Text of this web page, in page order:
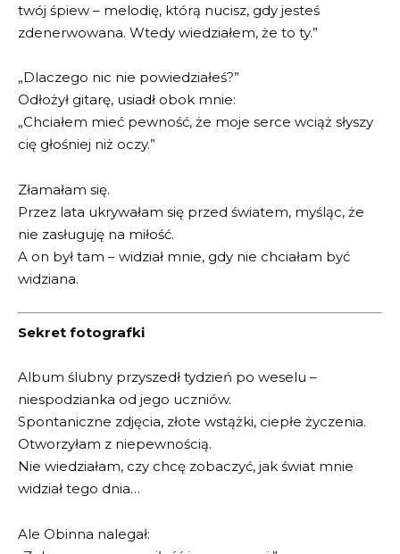
twój śpiew – melodię, którą nucisz, gdy jesteś
zdenerwowana. Wtedy wiedziałem, że to ty.”
„Dlaczego nic nie powiedziałeś?”
Odłożył gitarę, usiadł obok mnie:
„Chciałem mieć pewność, że moje serce wciąż słyszy
cię głośniej niż oczy.”
Złamałam się.
Przez lata ukrywałam się przed światem, myśląc, że
nie zasługuję na miłość.
A on był tam – widział mnie, gdy nie chciałam być
widziana.
Sekret fotografki
Album ślubny przyszedł tydzień po weselu –
niespodzianka od jego uczniów.
Spontaniczne zdjęcia, złote wstążki, ciepłe życzenia.
Otworzyłam z niepewnością.
Nie wiedziałam, czy chcę zobaczyć, jak świat mnie
widział tego dnia…
Ale Obinna nalegał: